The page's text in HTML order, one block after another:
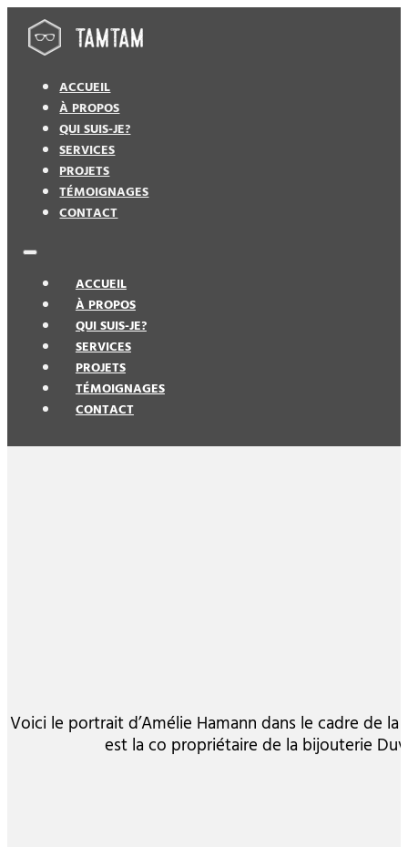
ACCUEIL
À PROPOS
QUI SUIS-JE?
SERVICES
PROJETS
TÉMOIGNAGES
CONTACT
ACCUEIL
À PROPOS
QUI SUIS-JE?
SERVICES
PROJETS
TÉMOIGNAGES
CONTACT
Voici le portrait d’Amélie Hamann dans le cadre de
est la co propriétaire de la bijouterie